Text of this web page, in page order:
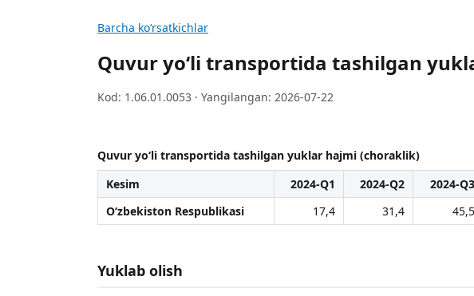
Barcha koʻrsatkichlar
Quvur yo‘li transportida tashilgan
Kod: 1.06.01.0053 · Yangilangan: 2026-07-22
Quvur yo‘li transportida tashilgan yuklar hajmi (choraklik)
Kesim
2024-Q1 2024-Q2 2024-Q3
O‘zbekiston Respublikasi
17,4 31,4 45,5
Yuklab olish